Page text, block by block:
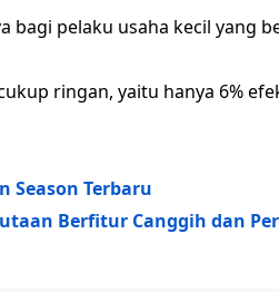
bagi pelaku usaha kecil yang
ringan, yaitu hanya 6%
Season Terbaru
Berfitur Canggih dan